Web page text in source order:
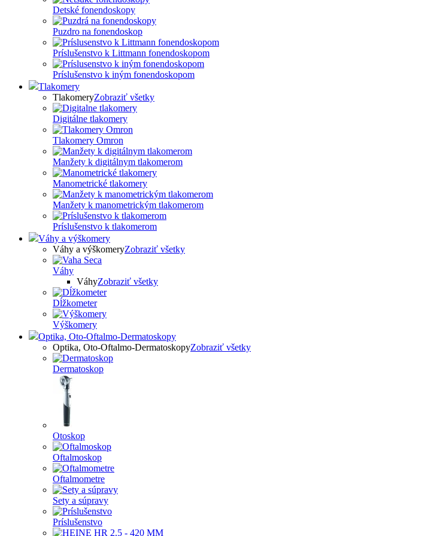
Detské fonendoskopy
Puzdro na fonendoskop
Príslušenstvo k Littmann fonendoskopom
Príslušenstvo k iným fonendoskopom
Tlakomery
TlakomeryZobraziť všetky
Digitálne tlakomery
Tlakomery Omron
Manžety k digitálnym tlakomerom
Manometrické tlakomery
Manžety k manometrickým tlakomerom
Príslušenstvo k tlakomerom
Váhy a výškomery
Váhy a výškomeryZobraziť všetky
Váhy
VáhyZobraziť všetky
Dĺžkometer
Výškomery
Optika, Oto-Oftalmo-Dermatoskopy
Optika, Oto-Oftalmo-DermatoskopyZobraziť všetky
Dermatoskop
Otoskop
Oftalmoskop
Oftalmometre
Sety a súpravy
Príslušenstvo